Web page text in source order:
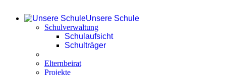
Unsere Schule
Schulverwaltung
Schulaufsicht
Schulträger
Elternbeirat
Projekte